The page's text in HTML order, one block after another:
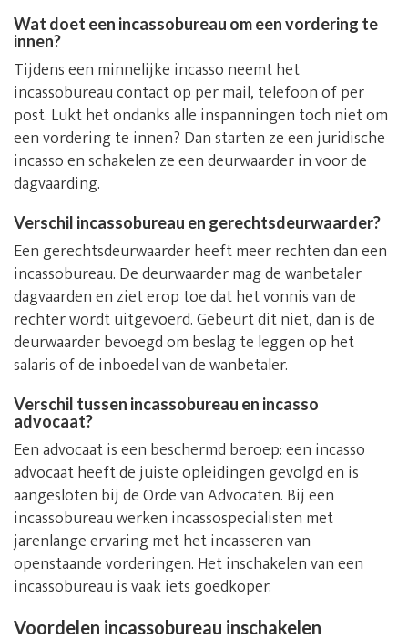
Wat doet een incassobureau om een vordering te
innen?
Tijdens een minnelijke incasso neemt het
incassobureau contact op per mail, telefoon of per
post. Lukt het ondanks alle inspanningen toch niet om
een vordering te innen? Dan starten ze een juridische
incasso en schakelen ze een deurwaarder in voor de
dagvaarding.
Verschil incassobureau en gerechtsdeurwaarder?
Een gerechtsdeurwaarder heeft meer rechten dan een
incassobureau. De deurwaarder mag de wanbetaler
dagvaarden en ziet erop toe dat het vonnis van de
rechter wordt uitgevoerd. Gebeurt dit niet, dan is de
deurwaarder bevoegd om beslag te leggen op het
salaris of de inboedel van de wanbetaler.
Verschil tussen incassobureau en incasso
advocaat?
Een advocaat is een beschermd beroep: een incasso
advocaat heeft de juiste opleidingen gevolgd en is
aangesloten bij de Orde van Advocaten. Bij een
incassobureau werken incassospecialisten met
jarenlange ervaring met het incasseren van
openstaande vorderingen. Het inschakelen van een
incassobureau is vaak iets goedkoper.
Voordelen incassobureau inschakelen